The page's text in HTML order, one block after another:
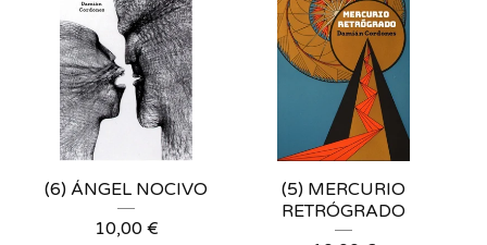
(6) ÁNGEL NOCIVO
10,00 €
(5) MERCURIO
RETRÓGRADO